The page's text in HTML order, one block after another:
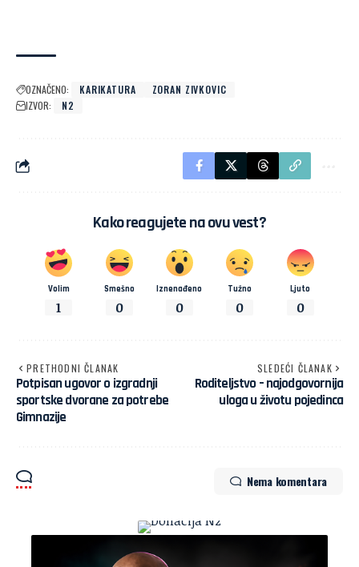
OZNAČENO: KARIKATURA
ZORAN ZIVKOVIC
IZVOR:
N2
Kako reagujete na ovu vest?
Volim
1
Smešno
0
Iznenađeno
0
Tužno
0
Ljuto
0
PRETHODNI ČLANAK
Potpisan ugovor o izgradnji
sportske dvorane za potrebe
Gimnazije
SLEDEĆI ČLANAK
Roditeljstvo – najodgovornija
uloga u životu pojedinca
Nema komentara